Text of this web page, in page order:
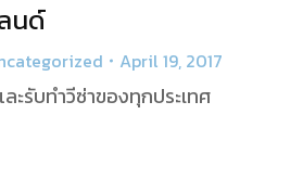
นด์
April 19, 2017
ะรับทำวีซ่าของทุกประเทศ